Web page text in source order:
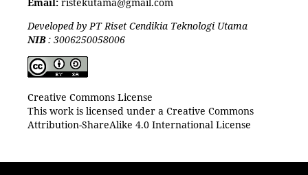
Developed by PT Riset Cendikia Teknologi Utama
NIB: 3006250058006
Creative Commons License
This work is licensed under a Creative Commons
Attribution-ShareAlike 4.0 International License